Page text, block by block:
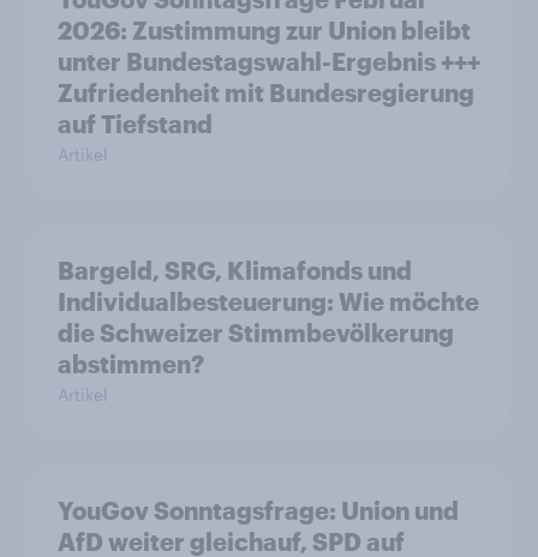
2026: Zustimmung zur Union bleibt
unter Bundestagswahl-Ergebnis +++
Zufriedenheit mit Bundesregierung
auf Tiefstand
Artikel
Bargeld, SRG, Klimafonds und
Individualbesteuerung: Wie möchte
die Schweizer Stimmbevölkerung
abstimmen?
Artikel
YouGov Sonntagsfrage: Union und
AfD weiter gleichauf, SPD auf